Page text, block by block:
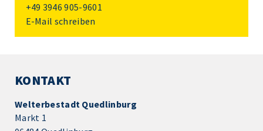
+49 3946 905-9601
E-Mail schreiben
KONTAKT
Welterbestadt Quedlinburg
Markt 1